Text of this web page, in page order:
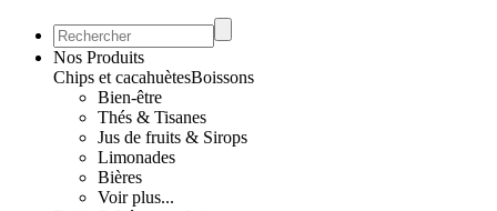
Nos Produits
Chips et cacahuètesBoissons
Bien-être
Thés & Tisanes
Jus de fruits & Sirops
Limonades
Bières
Voir plus...